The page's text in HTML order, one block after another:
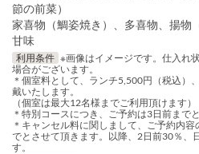
節の前菜）
家喜物（鯛姿焼き）、多喜物、揚物
甘味
利用条件 ※画像はイメージです。仕入れ
場合がございます。
＊個室料として、ランチ5,500円（税込）
戴いたします。
（個室は最大12名様までご利用頂けます）
＊特別コースにつき、ご予約は3日前まで
＊キャンセル料に関しまして、ご予約内
でとさせて頂きます。以降、2日前30％、
す。